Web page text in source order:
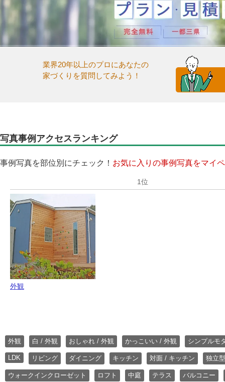
業界20年以上のプロにあなたの
家づくりを質問してみよう！
写真事例アクセスランキング
事例写真を部位別にチェック！ お気に入りの事例写真をマイ
外観
外観 白 / 外観 おしゃれ / 外観 かっこいい / 外観 シンプルモ
LDK リビング ダイニング キッチン 対面 / キッチン 独立
ウォークインクローゼット ロフト 中庭 テラス バルコニー